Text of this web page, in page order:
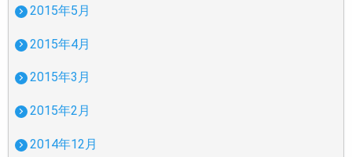
2015年5月
2015年4月
2015年3月
2015年2月
2014年12月